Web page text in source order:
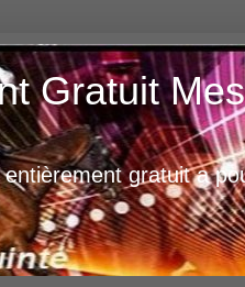
Gratuit
gratuit a